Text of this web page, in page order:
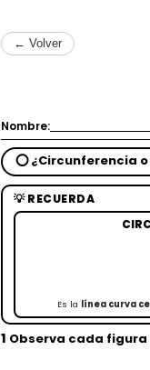
← Volver
Nombre:
⭕ ¿Circunferencia
💡 RECUERDA
Es la línea curva
1 Observa cada figura